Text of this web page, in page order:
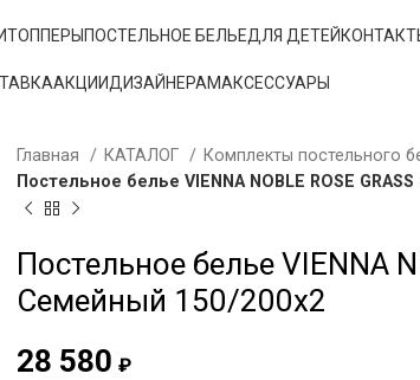
ТОППЕРЫ ПОСТЕЛЬНОЕ БЕЛЬЕДЛЯ ДЕТЕЙ
АКЦИИДИЗАЙНЕРАМАКСЕССУАРЫ
Главная КАТАЛОГ
Комплекты постельного
Постельное белье VIENNA NOBLE ROSE
Постельное белье VIENNA
Семейный 150/200х2
28 580 ₽